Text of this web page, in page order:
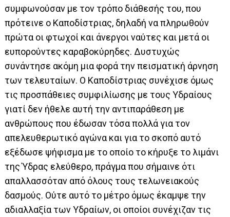
συμφωνούσαν με τον τρόπο διάθεσής του, που
πρότεινε ο Καποδίστριας, δηλαδή να πληρωθούν
πρώτα οι φτωχοί και άνεργοι ναύτες και μετά οι
ευπορούντες καραβοκύρηδες. Δυστυχώς
συνάντησε ακόμη μια φορά την πεισματική άρνηση
των τελευταίων. Ο Καποδίστριας συνέχισε όμως
τις προσπάθειες συμφιλίωσης με τους Υδραίους
γιατί δεν ήθελε αυτή την αντιπαράθεση με
ανθρώπους που έδωσαν τόσα πολλά για τον
απελευθερωτικό αγώνα και για το σκοπό αυτό
εξέδωσε ψήφισμα με το οποίο το κήρυξε το λιμάνι
της Ύδρας ελεύθερο, πράγμα που σήμαινε ότι
απαλλασσόταν από όλους τους τελωνειακούς
δασμούς. Ούτε αυτό το μέτρο όμως έκαμψε την
αδιαλλαξία των Υδραίων, οι οποίοι συνέχιζαν τις